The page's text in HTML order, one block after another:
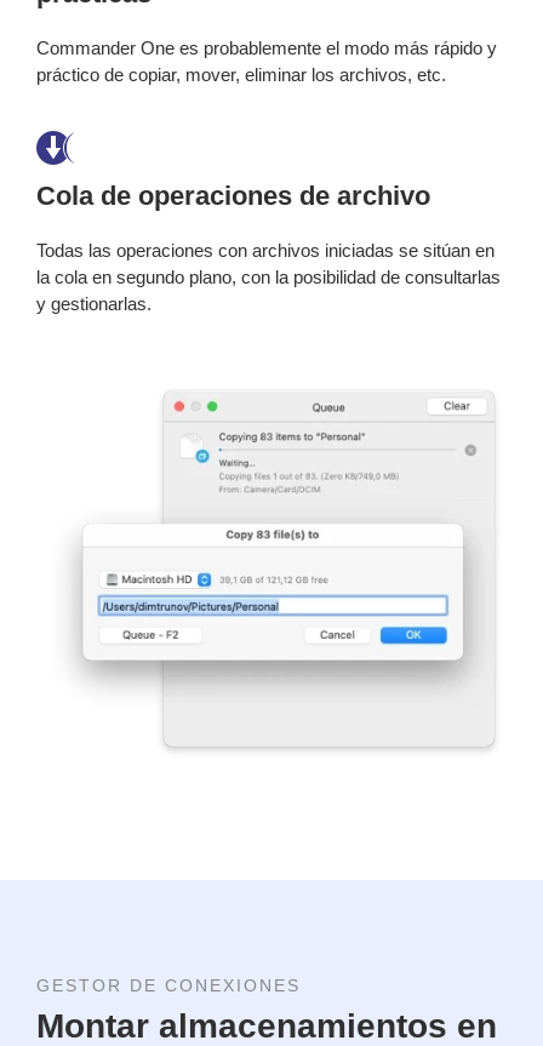
Commander One es probablemente el modo más rápido y
práctico de copiar, mover, eliminar los archivos, etc.
Cola de operaciones de archivo
Todas las operaciones con archivos iniciadas se sitúan en
la cola en segundo plano, con la posibilidad de consultarlas
y gestionarlas.
GESTOR DE CONEXIONES
Montar almacenamientos en